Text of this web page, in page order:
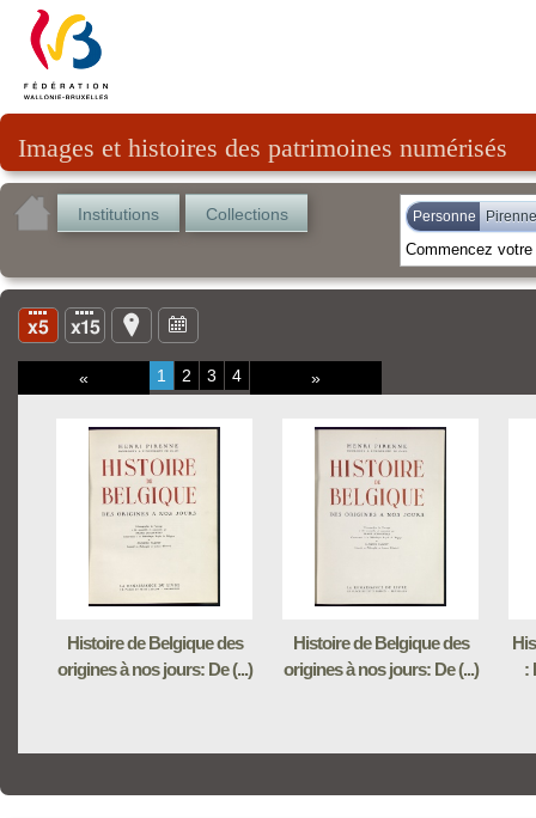
Images et histoires des patrimoines numérisés
Institutions Collections Personne
« 1 2 3 4 »
Histoire de Belgique des
origines à nos jours: De (...)
Histoire de Belgique des
origines à nos jours: De (...)
: